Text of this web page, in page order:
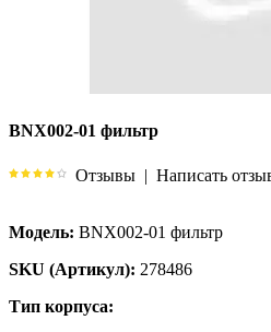
BNX002-01 фильтр
Отзывы | Написать
Модель: BNX002-01 фильтр
SKU (Артикул): 278486
Тип корпуса: